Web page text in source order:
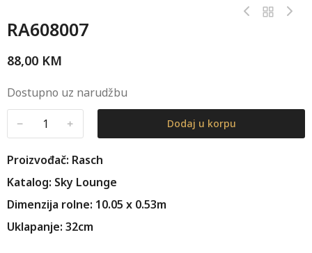
RA608007
88,00 KM
Dostupno uz narudžbu
﹣ ﹢ Dodaj u korpu
Proizvođač: Rasch
Katalog: Sky Lounge
Dimenzija rolne: 10.05 x 0.53m
Uklapanje: 32cm